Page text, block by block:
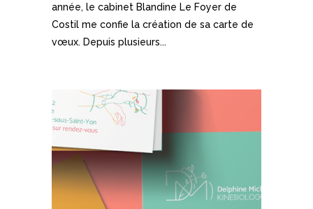
année, le cabinet Blandine Le Foyer de
Costil me confie la création de sa carte de
vœux. Depuis plusieurs...